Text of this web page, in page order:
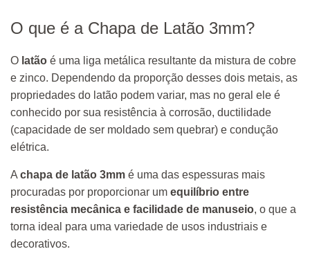
O que é a Chapa de Latão 3mm?
O latão é uma liga metálica resultante da mistura de cobre
e zinco. Dependendo da proporção desses dois metais, as
propriedades do latão podem variar, mas no geral ele é
conhecido por sua resistência à corrosão, ductilidade
(capacidade de ser moldado sem quebrar) e condução
elétrica.
A chapa de latão 3mm é uma das espessuras mais
procuradas por proporcionar um equilíbrio entre
resistência mecânica e facilidade de manuseio, o que a
torna ideal para uma variedade de usos industriais e
decorativos.